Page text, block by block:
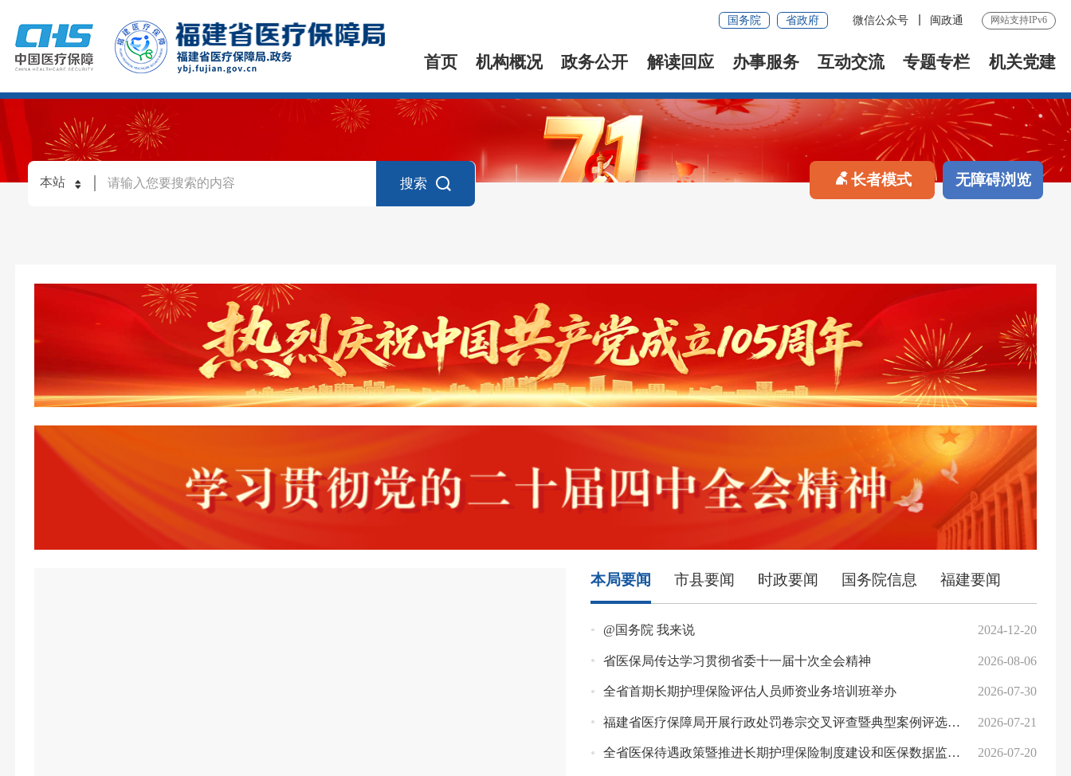
国务院 省政府 微信公众号 闽政通 网站支持IPv6
首页 机构概况 政务公开 解读回应 办事服务 互动交流 专题专栏 机关党建
搜索 长者模式 无障碍浏览
本局要闻 市县要闻 时政要闻 国务院信息 福建要闻
@国务院 我来说 2024-12-20
省医保局传达学习贯彻省委十一届十次全会精神 2026-08-06
全省首期长期护理保险评估人员师资业务培训班举办 2026-07-30
福建省医疗保障局开展行政处罚卷宗交叉评查暨典型案例评选活动 2026-07-21
全省医保待遇政策暨推进长期护理保险制度建设和医保数据监测规划培训班在福州举办 2026-07-20